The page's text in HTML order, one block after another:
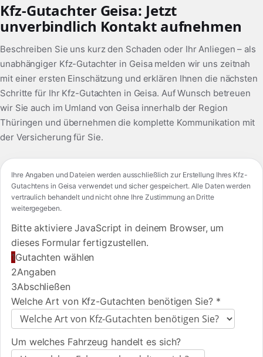
Kfz-Gutachter Geisa: Jetzt
unverbindlich Kontakt aufnehmen
Beschreiben Sie uns kurz den Schaden oder Ihr Anliegen – als
unabhängiger Kfz-Gutachter in Geisa melden wir uns zeitnah
mit einer ersten Einschätzung und erklären Ihnen die nächsten
Schritte für Ihr Kfz-Gutachten in Geisa. Auf Wunsch betreuen
wir Sie auch im Umland von Geisa innerhalb der Region
Thüringen und übernehmen die komplette Kommunikation mit
der Versicherung für Sie.
Ihre Angaben und Dateien werden ausschließlich zur Erstellung Ihres Kfz-
Gutachtens in Geisa verwendet und sicher gespeichert. Alle Daten werden
vertraulich behandelt und nicht ohne Ihre Zustimmung an Dritte
weitergegeben.
Bitte aktiviere JavaScript in deinem Browser, um
dieses Formular fertigzustellen.
1Gutachten wählen
2Angaben
3Abschließen
Welche Art von Kfz-Gutachten benötigen Sie? *
Um welches Fahrzeug handelt es sich?